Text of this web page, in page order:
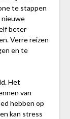
te stappen
nieuwe
beter
Verre reizen
en te
Het
van
hebben op
kan stress